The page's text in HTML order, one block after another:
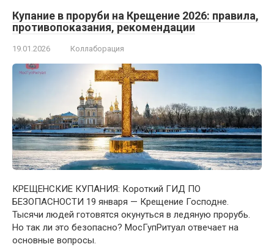
Купание в проруби на Крещение 2026: правила,
противопоказания, рекомендации
19.01.2026 Коллаборация
КРЕЩЕНСКИЕ КУПАНИЯ: Короткий ГИД ПО
БЕЗОПАСНОСТИ 19 января — Крещение Господне.
Тысячи людей готовятся окунуться в ледяную прорубь.
Но так ли это безопасно? МосГупРитуал отвечает на
основные вопросы.